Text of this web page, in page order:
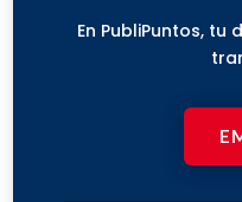
En PubliPuntos,